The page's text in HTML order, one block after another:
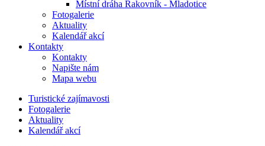
Místní dráha Rakovník - Mladotice
Fotogalerie
Aktuality
Kalendář akcí
Kontakty
Kontakty
Napište nám
Mapa webu
Turistické zajímavosti
Fotogalerie
Aktuality
Kalendář akcí